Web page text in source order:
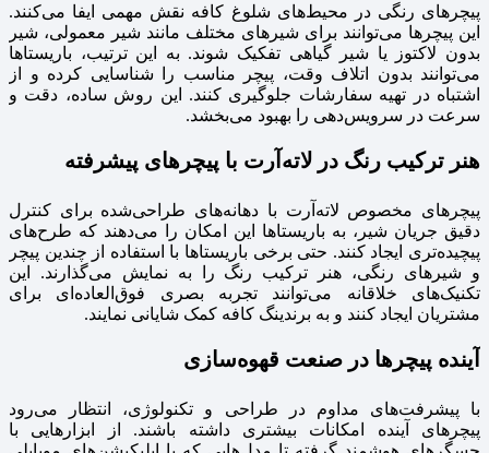
پیچرهای رنگی در محیط‌های شلوغ کافه نقش مهمی ایفا می‌کنند.
این پیچرها می‌توانند برای شیرهای مختلف مانند شیر معمولی، شیر
بدون لاکتوز یا شیر گیاهی تفکیک شوند. به این ترتیب، باریستاها
می‌توانند بدون اتلاف وقت، پیچر مناسب را شناسایی کرده و از
اشتباه در تهیه سفارشات جلوگیری کنند. این روش ساده، دقت و
سرعت در سرویس‌دهی را بهبود می‌بخشد.
هنر ترکیب رنگ در لاته‌آرت با پیچرهای پیشرفته
پیچرهای مخصوص لاته‌آرت با دهانه‌های طراحی‌شده برای کنترل
دقیق جریان شیر، به باریستاها این امکان را می‌دهند که طرح‌های
پیچیده‌تری ایجاد کنند. حتی برخی باریستاها با استفاده از چندین پیچر
و شیرهای رنگی، هنر ترکیب رنگ را به نمایش می‌گذارند. این
تکنیک‌های خلاقانه می‌توانند تجربه بصری فوق‌العاده‌ای برای
مشتریان ایجاد کنند و به برندینگ کافه کمک شایانی نمایند.
آینده پیچرها در صنعت قهوه‌سازی
با پیشرفت‌های مداوم در طراحی و تکنولوژی، انتظار می‌رود
پیچرهای آینده امکانات بیشتری داشته باشند. از ابزارهایی با